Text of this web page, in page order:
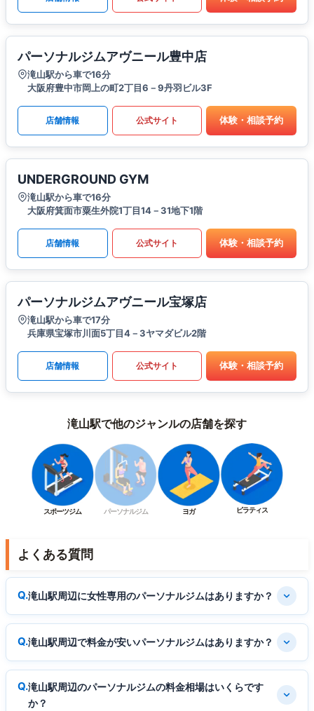
パーソナルジムアヴニール豊中店
滝山駅から車で16分
大阪府豊中市岡上の町2丁目6－9丹羽ビル3F
店舗情報 公式サイト 体験・相談予約
UNDERGROUND GYM
滝山駅から車で16分
大阪府箕面市粟生外院1丁目14－31地下1階
店舗情報 公式サイト 体験・相談予約
パーソナルジムアヴニール宝塚店
滝山駅から車で17分
兵庫県宝塚市川面5丁目4－3ヤマダビル2階
店舗情報 公式サイト 体験・相談予約
滝山駅で他のジャンルの店舗を探す
スポーツジム パーソナルジム ヨガ ピラティス
よくある質問
滝山駅周辺に女性専用のパーソナルジムはありますか？
滝山駅周辺で料金が安いパーソナルジムはありますか？
滝山駅周辺のパーソナルジムの料金相場はいくらです
か？